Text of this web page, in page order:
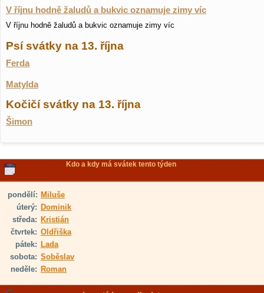
V říjnu hodně žaludů a bukvic oznamuje zimy víc
V říjnu hodně žaludů a bukvic oznamuje zimy víc
Psí svátky na 13. října
Ferda
Matylda
Kočičí svátky na 13. října
Šimon
Kdo a kdy má svátek tento týden
pondělí: Miluše
úterý: Dominik
středa: Kristián
čtvrtek: Oldřiška
pátek: Lada
sobota: Soběslav
neděle: Roman